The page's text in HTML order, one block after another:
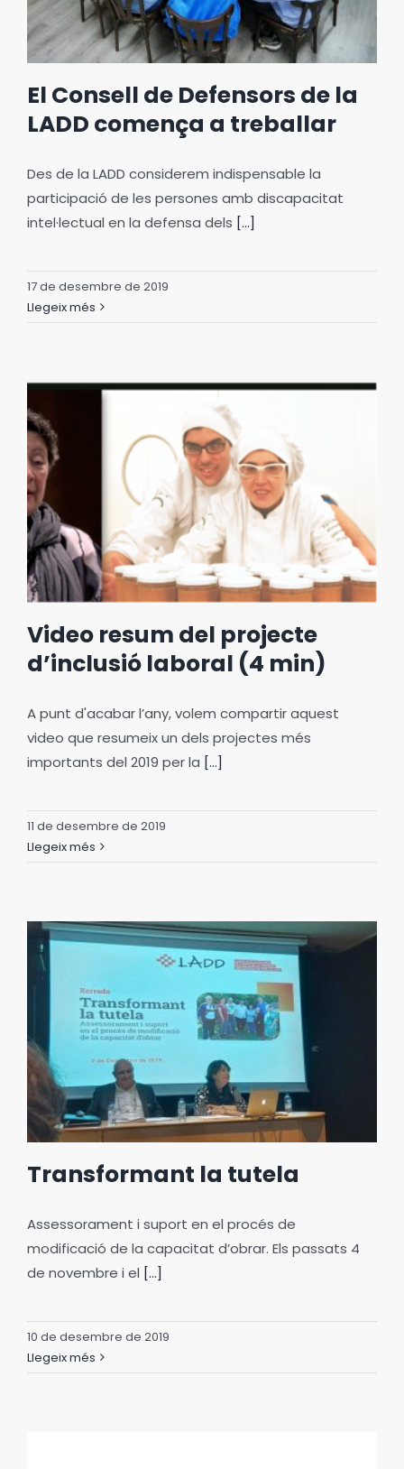
El Consell de Defensors de la
LADD comença a treballar
Des de la LADD considerem indispensable la
participació de les persones amb discapacitat
intel·lectual en la defensa dels [...]
17 de desembre de 2019
Llegeix més
Video resum del projecte
d’inclusió laboral (4 min)
A punt d'acabar l’any, volem compartir aquest
video que resumeix un dels projectes més
importants del 2019 per la [...]
11 de desembre de 2019
Llegeix més
Transformant la tutela
Assessorament i suport en el procés de
modificació de la capacitat d’obrar. Els passats 4
de novembre i el [...]
10 de desembre de 2019
Llegeix més